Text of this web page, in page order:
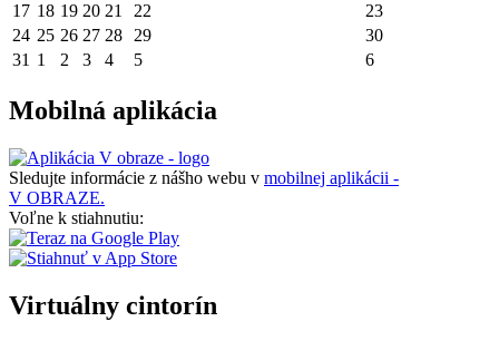
17 18 19 20 21 22
23
24 25 26 27 28 29
30
31 1 2 3 4 5 6
Mobilná aplikácia
Sledujte informácie z nášho webu v mobilnej aplikácii -
V OBRAZE.
Voľne k stiahnutiu:
Virtuálny cintorín